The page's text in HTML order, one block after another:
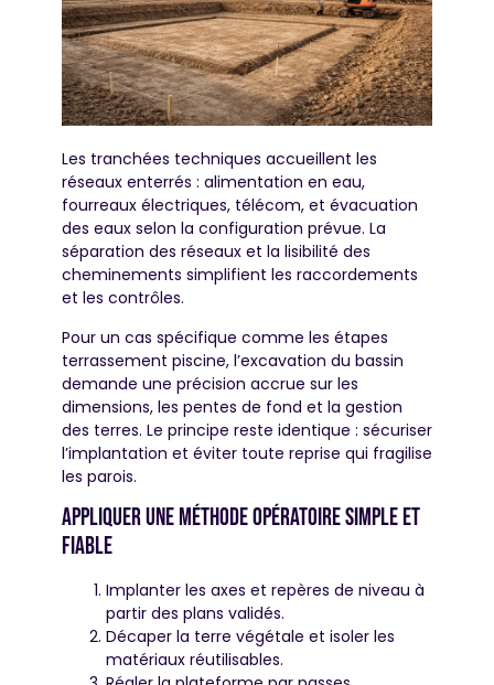
Les tranchées techniques accueillent les
réseaux enterrés : alimentation en eau,
fourreaux électriques, télécom, et évacuation
des eaux selon la configuration prévue. La
séparation des réseaux et la lisibilité des
cheminements simplifient les raccordements
et les contrôles.
Pour un cas spécifique comme les étapes
terrassement piscine, l’excavation du bassin
demande une précision accrue sur les
dimensions, les pentes de fond et la gestion
des terres. Le principe reste identique : sécuriser
l’implantation et éviter toute reprise qui fragilise
les parois.
Appliquer une méthode opératoire simple et
fiable
Implanter les axes et repères de niveau à
partir des plans validés.
Décaper la terre végétale et isoler les
matériaux réutilisables.